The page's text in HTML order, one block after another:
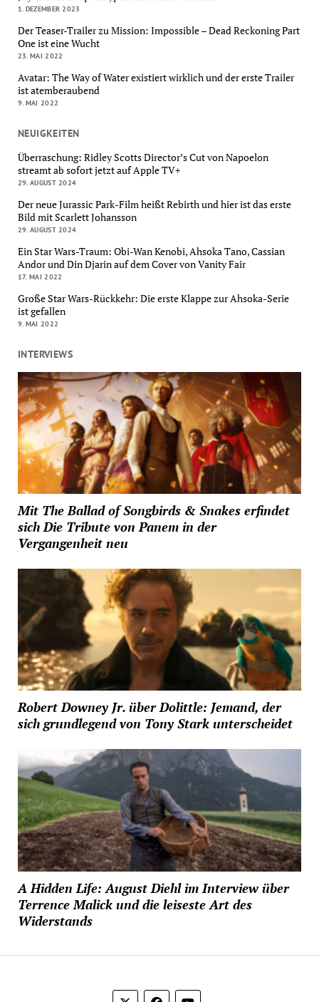
1. DEZEMBER 2023
Der Teaser-Trailer zu Mission: Impossible – Dead Reckoning Part
One ist eine Wucht
23. MAI 2022
Avatar: The Way of Water existiert wirklich und der erste Trailer
ist atemberaubend
9. MAI 2022
NEUIGKEITEN
Überraschung: Ridley Scotts Director’s Cut von Napoelon
streamt ab sofort jetzt auf Apple TV+
29. AUGUST 2024
Der neue Jurassic Park-Film heißt Rebirth und hier ist das erste
Bild mit Scarlett Johansson
29. AUGUST 2024
Ein Star Wars-Traum: Obi-Wan Kenobi, Ahsoka Tano, Cassian
Andor und Din Djarin auf dem Cover von Vanity Fair
17. MAI 2022
Große Star Wars-Rückkehr: Die erste Klappe zur Ahsoka-Serie
ist gefallen
9. MAI 2022
INTERVIEWS
Mit The Ballad of Songbirds & Snakes erfindet
sich Die Tribute von Panem in der
Vergangenheit neu
Robert Downey Jr. über Dolittle: Jemand, der
sich grundlegend von Tony Stark unterscheidet
A Hidden Life: August Diehl im Interview über
Terrence Malick und die leiseste Art des
Widerstands